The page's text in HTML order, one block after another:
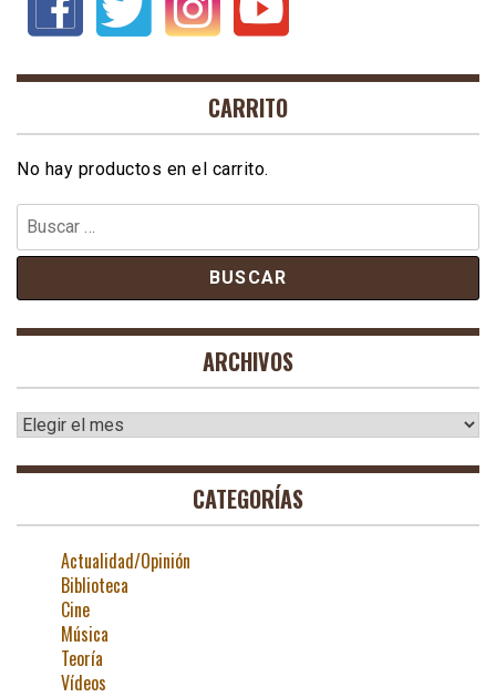
CARRITO
No hay productos en el carrito.
Buscar:
ARCHIVOS
Archivos
CATEGORÍAS
Actualidad/Opinión
Biblioteca
Cine
Música
Teoría
Vídeos